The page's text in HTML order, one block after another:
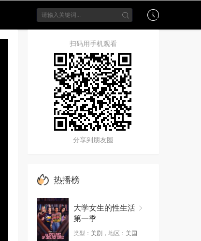
扫码用手机观看
分享到朋友圈
热播榜
大学女生的性生活
第一季
类型： 美剧， 地区： 美国